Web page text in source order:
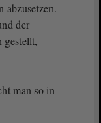
abzusetzen.
der
gestellt,
man so in